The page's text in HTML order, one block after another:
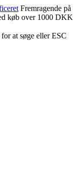
Fremragende på
køb over 1000 DKK
at søge eller ESC